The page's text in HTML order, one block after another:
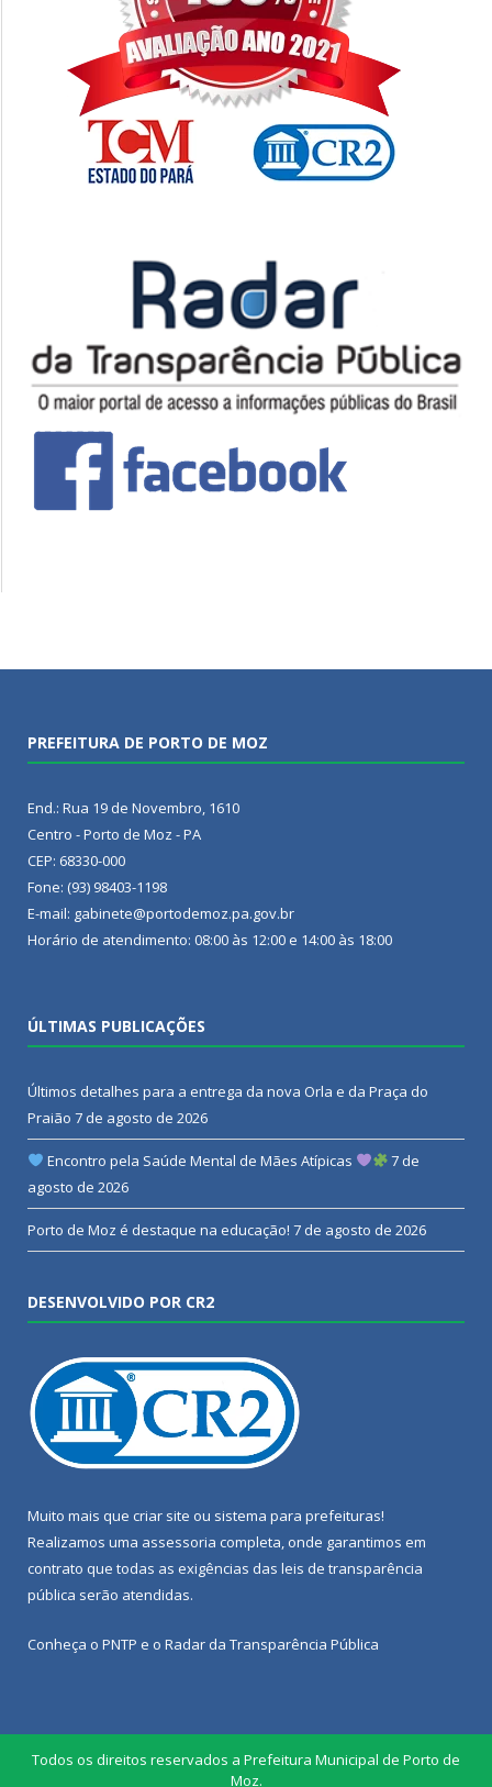
PREFEITURA DE PORTO DE MOZ
End.: Rua 19 de Novembro, 1610
Centro - Porto de Moz - PA
CEP: 68330-000
Fone: (93) 98403-1198
E-mail: gabinete@portodemoz.pa.gov.br
Horário de atendimento: 08:00 às 12:00 e 14:00 às 18:00
ÚLTIMAS PUBLICAÇÕES
Últimos detalhes para a entrega da nova Orla e da Praça do
Praião 7 de agosto de 2026
Encontro pela Saúde Mental de Mães Atípicas
7 de
agosto de 2026
Porto de Moz é destaque na educação! 7 de agosto de 2026
DESENVOLVIDO POR CR2
Muito mais que criar site ou sistema para prefeituras!
Realizamos uma assessoria completa, onde garantimos em
contrato que todas as exigências das leis de transparência
pública serão atendidas.
Conheça o PNTP e o Radar da Transparência Pública
Todos os direitos reservados a Prefeitura Municipal de Porto de
Moz.